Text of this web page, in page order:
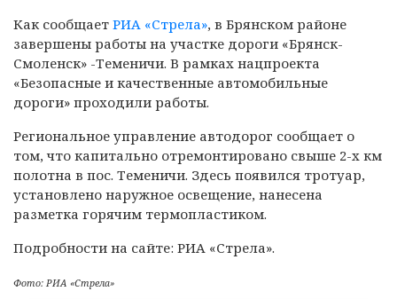
Как сообщает РИА «Стрела», в Брянском районе
завершены работы на участке дороги «Брянск-
Смоленск» -Теменичи. В рамках нацпроекта
«Безопасные и качественные автомобильные
дороги» проходили работы.
Региональное управление автодорог сообщает о
том, что капитально отремонтировано свыше 2-х км
полотна в пос. Теменичи. Здесь появился тротуар,
установлено наружное освещение, нанесена
разметка горячим термопластиком.
Подробности на сайте: РИА «Стрела».
Фото: РИА «Стрела»